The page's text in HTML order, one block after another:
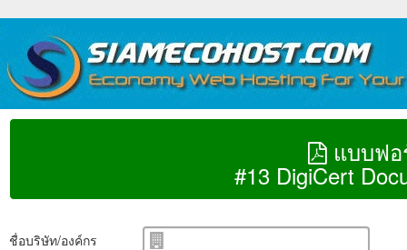
แบบฟอ
#13 DigiCert
ชื่อบริษัท/องค์กร